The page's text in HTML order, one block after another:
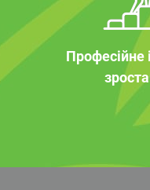
Професійне